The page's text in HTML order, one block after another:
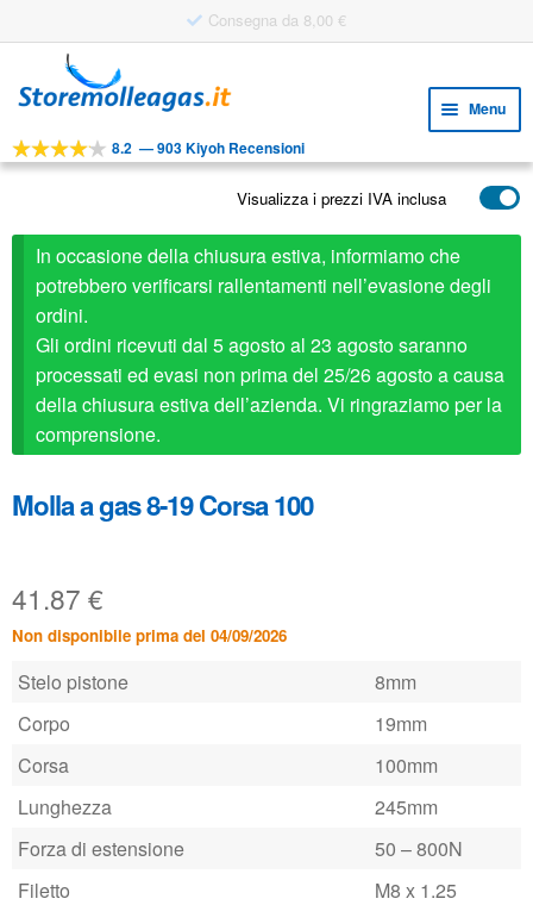
Consegna da 8,00 €
alla
al
Menu
STRUMENTI
il
menu
child
child
APPLICAZIONI
SERVIZIO CLIENTI
child
FAQ
8.2 —903 Kiyoh Recensioni
Visualizza i prezzi IVA inclusa
In occasione della chiusura estiva, informiamo che
potrebbero verificarsi rallentamenti nell’evasione degli
ordini.
Gli ordini ricevuti dal 5 agosto al 23 agosto saranno
processati ed evasi non prima del 25/26 agosto a causa
della chiusura estiva dell’azienda. Vi ringraziamo per la
comprensione.
Molla a gas 8-19 Corsa 100
41.87 €
Non disponibile prima del 04/09/2026
Stelo pistone
8mm
Corpo
19mm
Corsa
100mm
Lunghezza
245mm
Forza di estensione
50 – 800N
Filetto
M8 x 1.25